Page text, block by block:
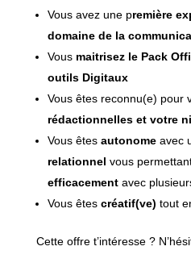
Vous avez une première
domaine de la
Vous maitrisez le Pack
outils Digitaux
Vous êtes reconnu(e) pour
rédactionnelles et votre
Vous êtes autonome avec
relationnel vous
efficacementavec
Vous êtes créatif(ve) tout
Cette offre t’intéresse ?